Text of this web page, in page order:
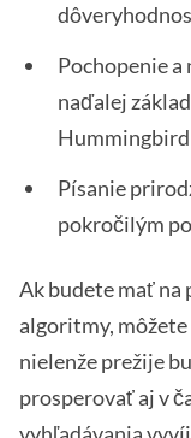
Pochopenie
naďalej
Písanie
pokročilým
Ak budete mať
algoritmy,
nielenže prežije
prosperovať aj v